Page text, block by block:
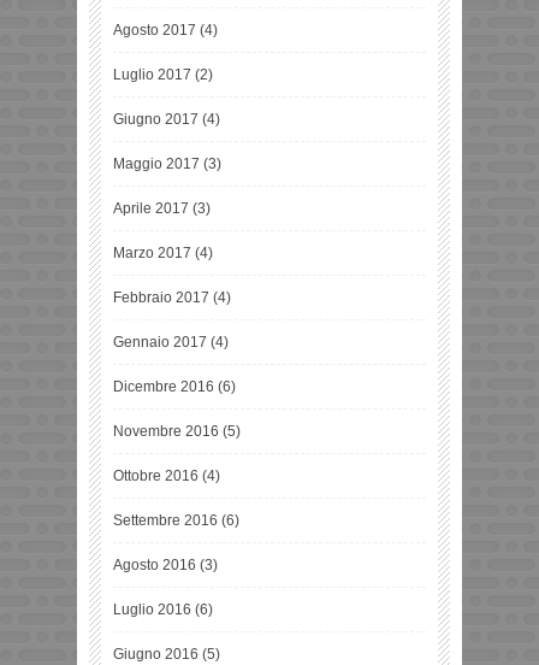
Agosto 2017 (4)
Luglio 2017 (2)
Giugno 2017 (4)
Maggio 2017 (3)
Aprile 2017 (3)
Marzo 2017 (4)
Febbraio 2017 (4)
Gennaio 2017 (4)
Dicembre 2016 (6)
Novembre 2016 (5)
Ottobre 2016 (4)
Settembre 2016 (6)
Agosto 2016 (3)
Luglio 2016 (6)
Giugno 2016 (5)